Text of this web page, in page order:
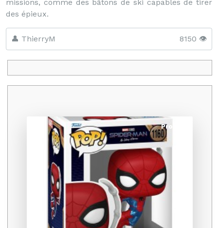
missions, comme des bâtons de ski capables de tirer
des épieux.
👤 ThierryM 8150 👁️
Promo